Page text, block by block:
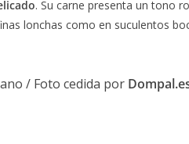
. Su carne presenta un tono
lonchas como en suculentos
/ Foto cedida por